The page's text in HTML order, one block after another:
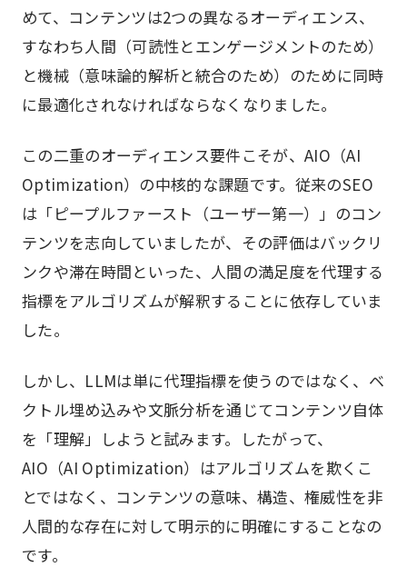
めて、コンテンツは2つの異なるオーディエンス、
すなわち人間（可読性とエンゲージメントのため）
と機械（意味論的解析と統合のため）のために同時
に最適化されなければならなくなりました。
この二重のオーディエンス要件こそが、AIO（AI
Optimization）の中核的な課題です。従来のSEO
は「ピープルファースト（ユーザー第一）」のコン
テンツを志向していましたが、その評価はバックリ
ンクや滞在時間といった、人間の満足度を代理する
指標をアルゴリズムが解釈することに依存していま
した。
しかし、LLMは単に代理指標を使うのではなく、ベ
クトル埋め込みや文脈分析を通じてコンテンツ自体
を「理解」しようと試みます。したがって、
AIO（AI Optimization）はアルゴリズムを欺くこ
とではなく、コンテンツの意味、構造、権威性を非
人間的な存在に対して明示的に明確にすることなの
です。